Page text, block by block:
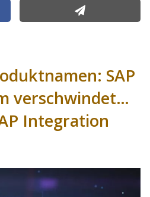
SAP
verschwindet…
Integration